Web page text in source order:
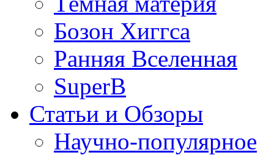
Бозон Хиггса
Ранняя Вселенная
SuperB
Статьи и Обзоры
Научно-популярное